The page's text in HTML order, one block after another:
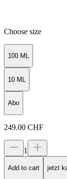
Choose size
100 ML
10 ML
Abo
249.00 CHF
1
Add to cart jetzt